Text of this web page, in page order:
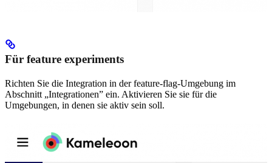
Für feature experiments
Richten Sie die Integration in der feature-flag-Umgebung im
Abschnitt „Integrationen” ein. Aktivieren Sie sie für die
Umgebungen, in denen sie aktiv sein soll.